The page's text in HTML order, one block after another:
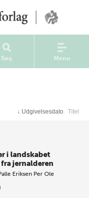
Søg Menu
↓ Udgivelsesdato Titel
i landskabet
jernalderen
Eriksen Per Ole